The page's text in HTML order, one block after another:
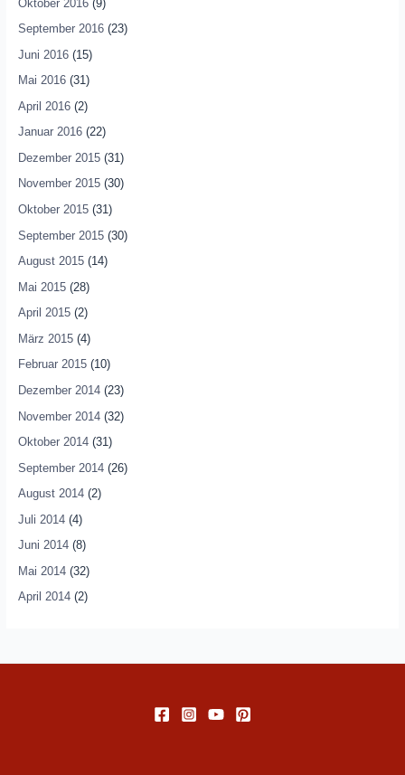
Oktober 2016(9)
September 2016(23)
Juni 2016(15)
Mai 2016(31)
April 2016(2)
Januar 2016(22)
Dezember 2015(31)
November 2015(30)
Oktober 2015(31)
September 2015(30)
August 2015(14)
Mai 2015(28)
April 2015(2)
März 2015(4)
Februar 2015(10)
Dezember 2014(23)
November 2014(32)
Oktober 2014(31)
September 2014(26)
August 2014(2)
Juli 2014(4)
Juni 2014(8)
Mai 2014(32)
April 2014(2)